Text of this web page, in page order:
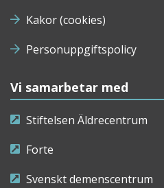
Kakor (cookies)
Personuppgiftspolicy
Vi samarbetar med
Stiftelsen Äldrecentrum
Forte
Svenskt demenscentrum